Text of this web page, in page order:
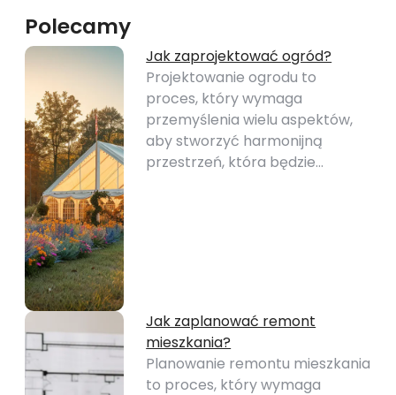
Polecamy
Jak zaprojektować ogród?
Projektowanie ogrodu to
proces, który wymaga
przemyślenia wielu aspektów,
aby stworzyć harmonijną
przestrzeń, która będzie…
Jak zaplanować remont
mieszkania?
Planowanie remontu mieszkania
to proces, który wymaga